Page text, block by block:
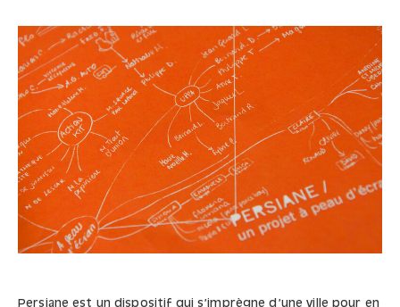
Persiane est un dispositif qui s’imprègne d’une ville pour en